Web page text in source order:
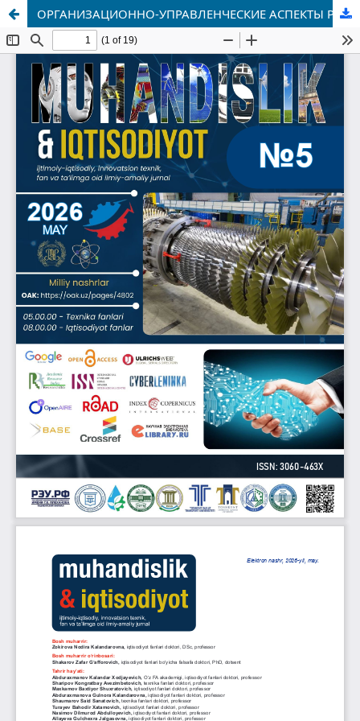
ОРГАНИЗАЦИОННО-УПРАВЛЕНЧЕСКИЕ АСПЕКТЫ РАЗВИТИЯ ТУРИЗМА В УСЛОВИЯХ ТРАНСГРАНИЧНОСТИ НА ПРИМЕРЕ РЕСПУБЛИКИ КАРАКАЛПАКСТАН